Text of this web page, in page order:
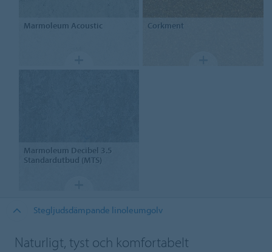
Marmoleum Acoustic Corkment
Marmoleum Decibel 3.5
Standardutbud (MTS)
Stegljudsdämpande linoleumgolv
Naturligt, tyst och komfortabelt